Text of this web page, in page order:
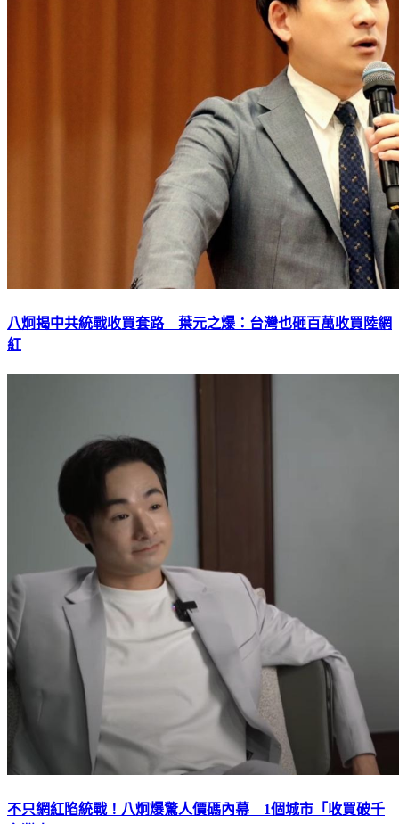
八炯揭中共統戰收買套路 葉元之爆：台灣也砸百萬收買陸網
紅
不只網紅陷統戰！八炯爆驚人價碼內幕 1個城市「收買破千